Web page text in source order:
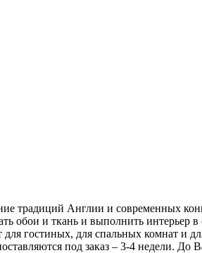
традиций Англии и современных
обои и ткань и выполнить
гостиных, для спальных комнат и
под заказ – 3-4 недели.